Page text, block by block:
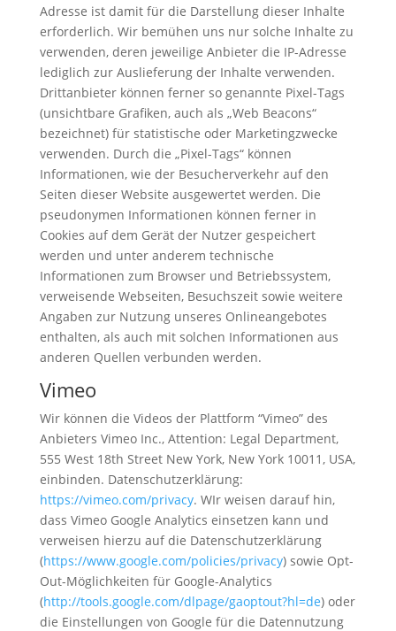
Adresse ist damit für die Darstellung dieser Inhalte
erforderlich. Wir bemühen uns nur solche Inhalte zu
verwenden, deren jeweilige Anbieter die IP-Adresse
lediglich zur Auslieferung der Inhalte verwenden.
Drittanbieter können ferner so genannte Pixel-Tags
(unsichtbare Grafiken, auch als „Web Beacons“
bezeichnet) für statistische oder Marketingzwecke
verwenden. Durch die „Pixel-Tags“ können
Informationen, wie der Besucherverkehr auf den
Seiten dieser Website ausgewertet werden. Die
pseudonymen Informationen können ferner in
Cookies auf dem Gerät der Nutzer gespeichert
werden und unter anderem technische
Informationen zum Browser und Betriebssystem,
verweisende Webseiten, Besuchszeit sowie weitere
Angaben zur Nutzung unseres Onlineangebotes
enthalten, als auch mit solchen Informationen aus
anderen Quellen verbunden werden.
Vimeo
Wir können die Videos der Plattform “Vimeo” des
Anbieters Vimeo Inc., Attention: Legal Department,
555 West 18th Street New York, New York 10011, USA,
einbinden. Datenschutzerklärung:
https://vimeo.com/privacy. WIr weisen darauf hin,
dass Vimeo Google Analytics einsetzen kann und
verweisen hierzu auf die Datenschutzerklärung
(https://www.google.com/policies/privacy) sowie Opt-
Out-Möglichkeiten für Google-Analytics
(http://tools.google.com/dlpage/gaoptout?hl=de) oder
die Einstellungen von Google für die Datennutzung